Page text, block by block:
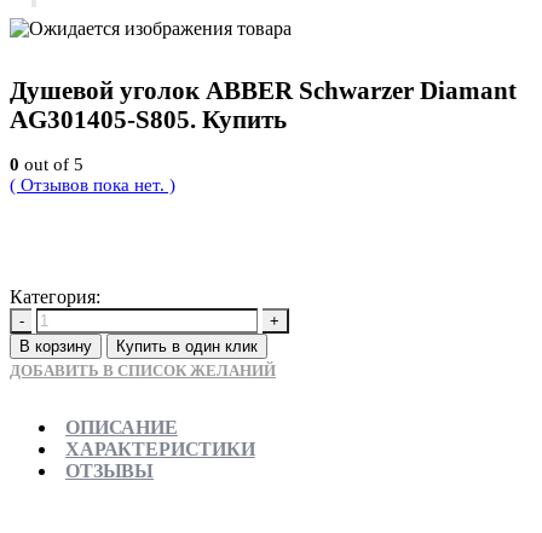
Душевой уголок ABBER Schwarzer Diamant
AG301405-S805. Купить
0 out of 5
( Отзывов пока нет. )
Категория:
-
+
В корзину
Купить в один клик
ДОБАВИТЬ В СПИСОК ЖЕЛАНИЙ
ОПИСАНИЕ
ХАРАКТЕРИСТИКИ
ОТЗЫВЫ